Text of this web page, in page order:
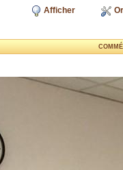
Afficher